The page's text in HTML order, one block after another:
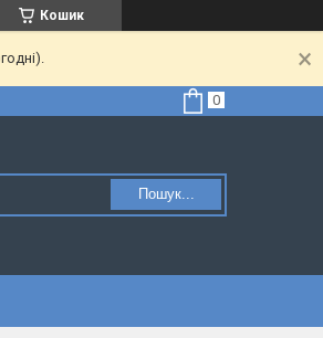
Кошик
Пошук...